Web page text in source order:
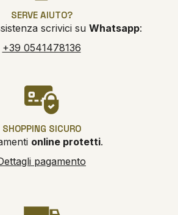
SERVE AIUTO?
scrivici su Whatsapp:
+39 0541478136
SHOPPING SICURO
online protetti.
pagamento